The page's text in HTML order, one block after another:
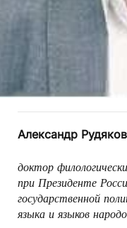
Александр
доктор
при Президенте
государственной
языка и языков